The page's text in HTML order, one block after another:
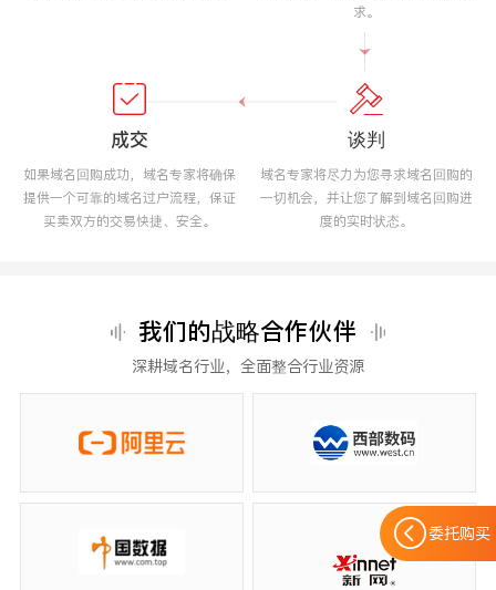
求。
成交
如果域名回购成功，域名专家将确保
提供一个可靠的域名过户流程，保证
买卖双方的交易快捷、安全。
谈判
域名专家将尽力为您寻求域名回购的
一切机会，并让您了解到域名回购进
度的实时状态。
我们的战略合作伙伴
深耕域名行业，全面整合行业资源
委托购买